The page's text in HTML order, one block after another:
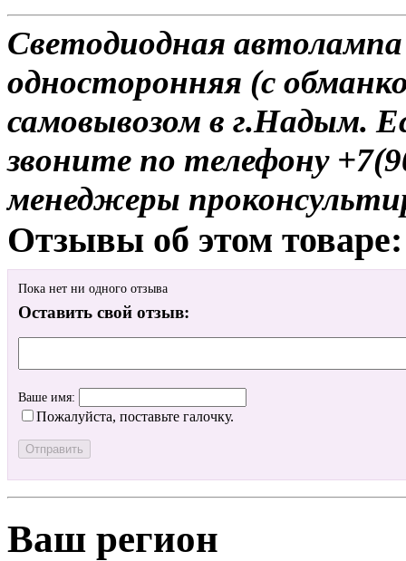
Светодиодная
односторонняя (с
самовывозом в г.Надым.
звоните по телефону
менеджеры
Отзывы об этом товаре:
Пока нет ни одного отзыва
Оставить свой отзыв:
Ваше имя:
Пожалуйста, поставьте галочку.
Ваш регион